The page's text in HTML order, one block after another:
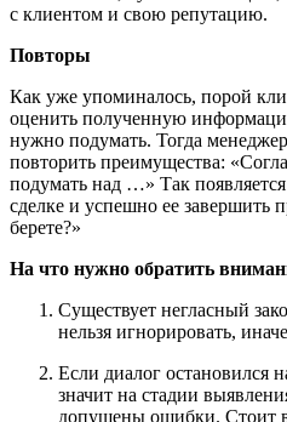
с клиентом и свою репутацию.
Повторы
Как уже упоминалось, порой
оценить полученную
нужно подумать. Тогда
повторить преимущества:
подумать над …» Так
сделке и успешно ее завершить
берете?»
На что нужно обратить
Существует негласный
нельзя игнорировать,
Если диалог остановился
значит на стадии
допущены ошибки. Стоит